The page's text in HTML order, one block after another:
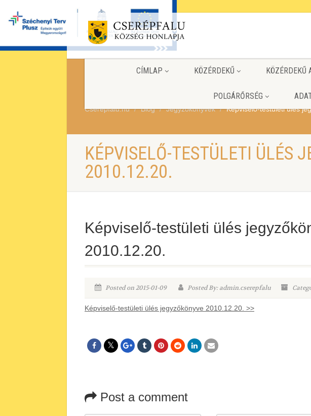
CÍMLAP KÖZÉRDEKŰ KÖZÉRDEKŰ
POLGÁRŐRSÉG
Cserepfalu.hu Blog Jegyzőkönyvek Képviselő-testületi ülés
KÉPVISELŐ-TESTÜLETI ÜLÉS
2010.12.20.
Képviselő-testületi ülés
2010.12.20.
Posted on 2015-01-09 Posted By: admin.cserepfalu
Képviselő-testületi ülés jegyzőkönyve 2010.12.20. >>
Post a comment